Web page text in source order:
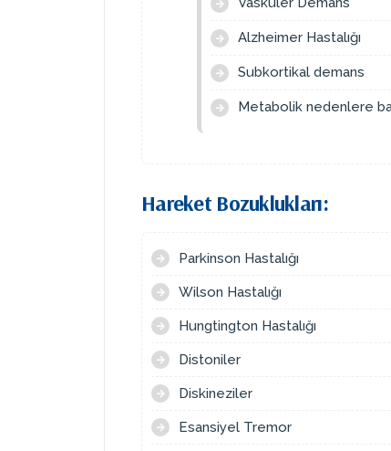
Alzheimer Hastalığı
Subkortikal demans
Metabolik nedenlere
Hareket Bozuklukları:
Parkinson Hastalığı
Wilson Hastalığı
Hungtington Hastalığı
Distoniler
Diskineziler
Esansiyel Tremor